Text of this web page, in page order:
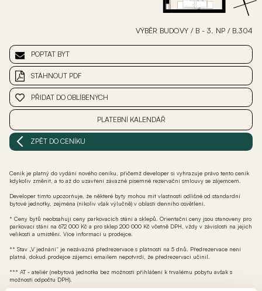
VÝBĚR BUDOVY / B - 3. NP / B.304
POPTAT BYT
STÁHNOUT PDF
PŘIDAT DO OBLÍBENÝCH
PLATEBNÍ KALENDÁŘ
ZPĚT DO CENÍKU
Ceník je platný do vydání nového ceníku, přičemž developer si vyhrazuje právo tento ceník
kdykoliv změnit, a to až do uzavření závazné písemné rezervační smlouvy se zájemcem.
Developer tímto upozorňuje, že některé byty mohou mít vlastnosti odlišné od standardní
bytové jednotky, zejména (nikoliv však výlučně) v oblasti denního osvětlení.
* Ceny bytů neobsahují ceny parkovacích stání a sklepů. Orientační ceny jsou stanoveny pro
parkovací stání na 672 000 Kč a pro sklep 200 000 Kč včetně DPH, vždy v závislosti na jejich
velikosti a umístění. Více informací u prodejce.
** Stav „V jednání“ je nezávazná předrezervace s platností na 5 dnů. Předrezervace není
platná, dokud prodejce zájemci emailem nepotvrdí, že předrezervaci učinil.
*** AT - ateliér (nebytová jednotka bez možnosti přihlášení k trvalému pobytu avšak s
možností odpočtu DPH).